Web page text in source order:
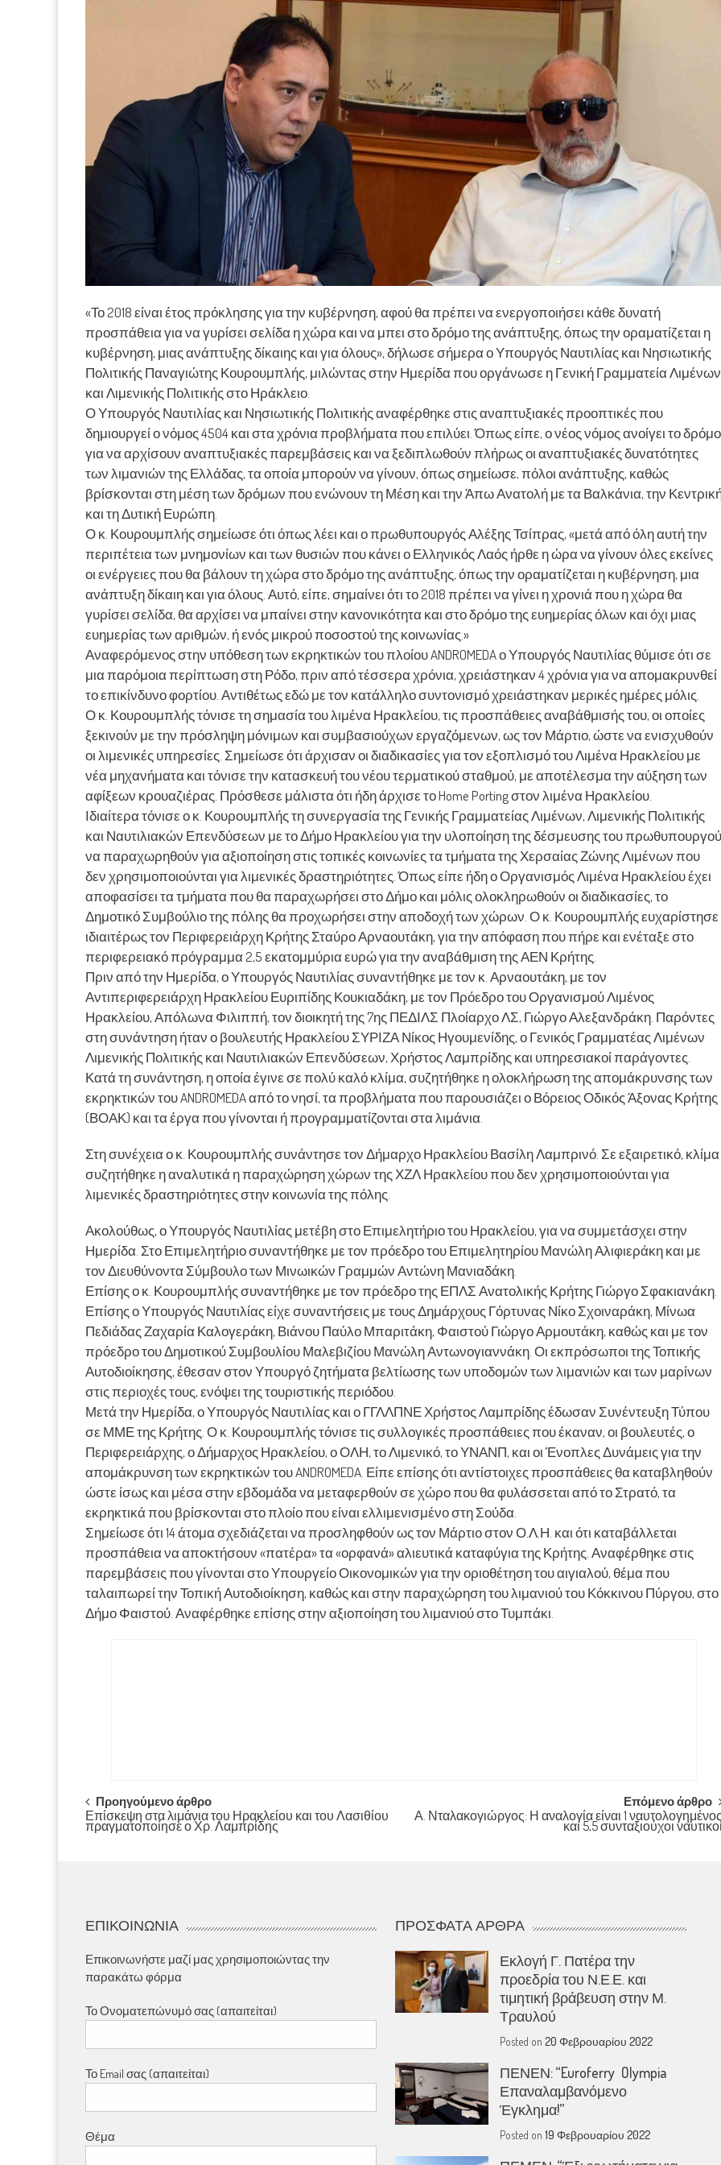
«Το 2018 είναι έτος πρόκλησης για την κυβέρνηση, αφού θα πρέπει να ενεργοποιήσει κάθε δυνατή
προσπάθεια για να γυρίσει σελίδα η χώρα και να μπει στο δρόμο της ανάπτυξης, όπως την οραματίζεται η
κυβέρνηση, μιας ανάπτυξης δίκαιης και για όλους», δήλωσε σήμερα ο Υπουργός Ναυτιλίας και Νησιωτικής
Πολιτικής Παναγιώτης Κουρουμπλής, μιλώντας στην Ημερίδα που οργάνωσε η Γενική Γραμματεία Λιμένων
και Λιμενικής Πολιτικής στο Ηράκλειο.
Ο Υπουργός Ναυτιλίας και Νησιωτικής Πολιτικής αναφέρθηκε στις αναπτυξιακές προοπτικές που
δημιουργεί ο νόμος 4504 και στα χρόνια προβλήματα που επιλύει. Όπως είπε, ο νέος νόμος ανοίγει το δρόμο
για να αρχίσουν αναπτυξιακές παρεμβάσεις και να ξεδιπλωθούν πλήρως οι αναπτυξιακές δυνατότητες
των λιμανιών της Ελλάδας, τα οποία μπορούν να γίνουν, όπως σημείωσε, πόλοι ανάπτυξης, καθώς
βρίσκονται στη μέση των δρόμων που ενώνουν τη Μέση και την Άπω Ανατολή με τα Βαλκάνια, την
και τη Δυτική Ευρώπη.
Ο κ. Κουρουμπλής σημείωσε ότι όπως λέει και ο πρωθυπουργός Αλέξης Τσίπρας, «μετά από όλη αυτή την
περιπέτεια των μνημονίων και των θυσιών που κάνει ο Ελληνικός Λαός ήρθε η ώρα να γίνουν όλες εκείνες
οι ενέργειες που θα βάλουν τη χώρα στο δρόμο της ανάπτυξης, όπως την οραματίζεται η κυβέρνηση, μια
ανάπτυξη δίκαιη και για όλους. Αυτό, είπε, σημαίνει ότι το 2018 πρέπει να γίνει η χρονιά που η χώρα θα
γυρίσει σελίδα, θα αρχίσει να μπαίνει στην κανονικότητα και στο δρόμο της ευημερίας όλων και όχι μιας
ευημερίας των αριθμών, ή ενός μικρού ποσοστού της κοινωνίας.»
Αναφερόμενος στην υπόθεση των εκρηκτικών του πλοίου ANDROMEDA ο Υπουργός Ναυτιλίας θύμισε ότι σε
μια παρόμοια περίπτωση στη Ρόδο, πριν από τέσσερα χρόνια, χρειάστηκαν 4 χρόνια για να απομακρυνθεί
το επικίνδυνο φορτίου. Αντιθέτως εδώ με τον κατάλληλο συντονισμό χρειάστηκαν μερικές ημέρες μόλις.
Ο κ. Κουρουμπλής τόνισε τη σημασία του λιμένα Ηρακλείου, τις προσπάθειες αναβάθμισής του, οι οποίες
ξεκινούν με την πρόσληψη μόνιμων και συμβασιούχων εργαζόμενων, ως τον Μάρτιο, ώστε να ενισχυθούν
οι λιμενικές υπηρεσίες. Σημείωσε ότι άρχισαν οι διαδικασίες για τον εξοπλισμό του Λιμένα Ηρακλείου με
νέα μηχανήματα και τόνισε την κατασκευή του νέου τερματικού σταθμού, με αποτέλεσμα την αύξηση των
αφίξεων κρουαζιέρας. Πρόσθεσε μάλιστα ότι ήδη άρχισε το Home Porting στον λιμένα Ηρακλείου.
Ιδιαίτερα τόνισε ο κ. Κουρουμπλής τη συνεργασία της Γενικής Γραμματείας Λιμένων, Λιμενικής Πολιτικής
και Ναυτιλιακών Επενδύσεων με το Δήμο Ηρακλείου για την υλοποίηση της δέσμευσης του πρωθυπουργού
να παραχωρηθούν για αξιοποίηση στις τοπικές κοινωνίες τα τμήματα της Χερσαίας Ζώνης Λιμένων που
δεν χρησιμοποιούνται για λιμενικές δραστηριότητες. Όπως είπε ήδη ο Οργανισμός Λιμένα Ηρακλείου έχει
αποφασίσει τα τμήματα που θα παραχωρήσει στο Δήμο και μόλις ολοκληρωθούν οι διαδικασίες, το
Δημοτικό Συμβούλιο της πόλης θα προχωρήσει στην αποδοχή των χώρων. Ο κ. Κουρουμπλής ευχαρίστησε
ιδιαιτέρως τον Περιφερειάρχη Κρήτης Σταύρο Αρναουτάκη, για την απόφαση που πήρε και ενέταξε στο
περιφερειακό πρόγραμμα 2,5 εκατομμύρια ευρώ για την αναβάθμιση της ΑΕΝ Κρήτης.
Πριν από την Ημερίδα, ο Υπουργός Ναυτιλίας συναντήθηκε με τον κ. Αρναουτάκη, με τον
Αντιπεριφερειάρχη Ηρακλείου Ευριπίδης Κουκιαδάκη, με τον Πρόεδρο του Οργανισμού Λιμένος
Ηρακλείου, Απόλωνα Φιλιππή, τον διοικητή της 7ης ΠΕΔΙΛΣ Πλοίαρχο ΛΣ, Γιώργο Αλεξανδράκη. Παρόντες
στη συνάντηση ήταν ο βουλευτής Ηρακλείου ΣΥΡΙΖΑ Νίκος Ηγουμενίδης, ο Γενικός Γραμματέας Λιμένων
Λιμενικής Πολιτικής και Ναυτιλιακών Επενδύσεων, Χρήστος Λαμπρίδης και υπηρεσιακοί παράγοντες.
Κατά τη συνάντηση, η οποία έγινε σε πολύ καλό κλίμα, συζητήθηκε η ολοκλήρωση της απομάκρυνσης των
εκρηκτικών του ANDROMEDA από το νησί, τα προβλήματα που παρουσιάζει ο Βόρειος Οδικός Άξονας Κρήτης
(ΒΟΑΚ) και τα έργα που γίνονται ή προγραμματίζονται στα λιμάνια.
Στη συνέχεια ο κ. Κουρουμπλής συνάντησε τον Δήμαρχο Ηρακλείου Βασίλη Λαμπρινό. Σε εξαιρετικό, κλίμα
συζητήθηκε η αναλυτικά η παραχώρηση χώρων της ΧΖΛ Ηρακλείου που δεν χρησιμοποιούνται για
λιμενικές δραστηριότητες στην κοινωνία της πόλης.
Ακολούθως, ο Υπουργός Ναυτιλίας μετέβη στο Επιμελητήριο του Ηρακλείου, για να συμμετάσχει στην
Ημερίδα. Στο Επιμελητήριο συναντήθηκε με τον πρόεδρο του Επιμελητηρίου Μανώλη Αλιφιεράκη και με
τον Διευθύνοντα Σύμβουλο των Μινωικών Γραμμών Αντώνη Μανιαδάκη.
Επίσης ο κ. Κουρουμπλής συναντήθηκε με τον πρόεδρο της ΕΠΛΣ Ανατολικής Κρήτης Γιώργο Σφακιανάκη.
Επίσης ο Υπουργός Ναυτιλίας είχε συναντήσεις με τους Δημάρχους Γόρτυνας Νίκο Σχοιναράκη, Μίνωα
Πεδιάδας Ζαχαρία Καλογεράκη, Βιάνου Παύλο Μπαριτάκη, Φαιστού Γιώργο Αρμουτάκη, καθώς και με τον
πρόεδρο του Δημοτικού Συμβουλίου Μαλεβιζίου Μανώλη Αντωνογιαννάκη. Οι εκπρόσωποι της Τοπικής
Αυτοδιοίκησης, έθεσαν στον Υπουργό ζητήματα βελτίωσης των υποδομών των λιμανιών και των μαρίνων
στις περιοχές τους, ενόψει της τουριστικής περιόδου.
Μετά την Ημερίδα, ο Υπουργός Ναυτιλίας και ο ΓΓΛΛΠΝΕ Χρήστος Λαμπρίδης έδωσαν Συνέντευξη Τύπου
σε ΜΜΕ της Κρήτης. Ο κ. Κουρουμπλής τόνισε τις συλλογικές προσπάθειες που έκαναν, οι βουλευτές, ο
Περιφερειάρχης, ο Δήμαρχος Ηρακλείου, ο ΟΛΗ, το Λιμενικό, το ΥΝΑΝΠ, και οι Ένοπλες Δυνάμεις για την
απομάκρυνση των εκρηκτικών του ANDROMEDA. Είπε επίσης ότι αντίστοιχες προσπάθειες θα καταβληθούν
ώστε ίσως και μέσα στην εβδομάδα να μεταφερθούν σε χώρο που θα φυλάσσεται από το Στρατό, τα
εκρηκτικά που βρίσκονται στο πλοίο που είναι ελλιμενισμένο στη Σούδα.
Σημείωσε ότι 14 άτομα σχεδιάζεται να προσληφθούν ως τον Μάρτιο στον Ο.Λ.Η. και ότι καταβάλλεται
προσπάθεια να αποκτήσουν «πατέρα» τα «ορφανά» αλιευτικά καταφύγια της Κρήτης. Αναφέρθηκε στις
παρεμβάσεις που γίνονται στο Υπουργείο Οικονομικών για την οριοθέτηση του αιγιαλού, θέμα που
ταλαιπωρεί την Τοπική Αυτοδιοίκηση, καθώς και στην παραχώρηση του λιμανιού του Κόκκινου Πύργου, στο
Δήμο Φαιστού. Αναφέρθηκε επίσης στην αξιοποίηση του λιμανιού στο Τυμπάκι.
Post
navigation
Προηγούμενο άρθρο
Επίσκεψη στα λιμάνια του Ηρακλείου και του Λασιθίου
πραγματοποίησε ο Χρ. Λαμπρίδης
Επόμενο άρθρο
Α. Νταλακογιώργος: Η αναλογία είναι 1
και 5,5 συνταξιούχοι
ΕΠΙΚΟΙΝΩΝΊΑ
Επικοινωνήστε μαζί μας χρησιμοποιώντας την
παρακάτω φόρμα
Το Ονοματεπώνυμό σας (απαιτείται)
Το Email σας (απαιτείται)
Θέμα
ΠΡΌΣΦΑΤΑ ΆΡΘΡΑ
Εκλογή Γ. Πατέρα την
προεδρία του Ν.Ε.Ε. και
τιμητική βράβευση στην Μ.
Τραυλού
Posted on20 Φεβρουαρίου 2022
ΠΕΝΕΝ: “Euroferry Olympia
Επαναλαμβανόμενο
Έγκλημα!”
Posted on19 Φεβρουαρίου 2022